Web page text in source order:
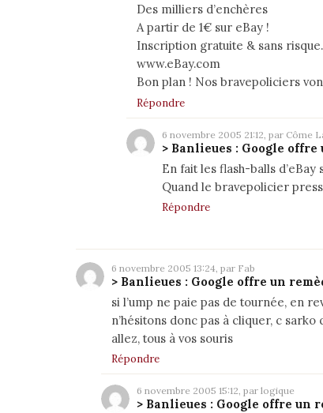
Des milliers d’enchères
A partir de 1€ sur eBay !
Inscription gratuite & sans risque.
www.eBay.com
Bon plan ! Nos bravepoliciers
Répondre
6 novembre 2005 21:12, par Côme
> Banlieues : Google
En fait les flash-balls
Quand le bravepolicier
Répondre
6 novembre 2005 13:24, par Fab
> Banlieues : Google offre un
si l’ump ne paie pas de tournée, en
n’hésitons donc pas à cliquer, c sarko
allez, tous à vos souris
Répondre
6 novembre 2005 15:12, par logique
> Banlieues : Google offre un